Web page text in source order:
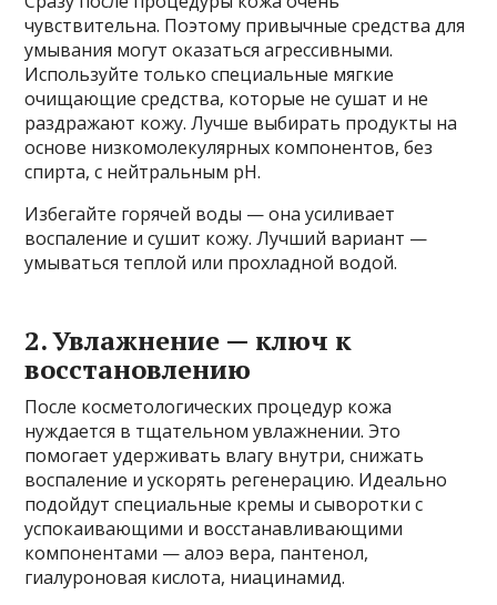
чувствительна. Поэтому привычные средства для
умывания могут оказаться агрессивными.
Используйте только специальные мягкие
очищающие средства, которые не сушат и не
раздражают кожу. Лучше выбирать продукты на
основе низкомолекулярных компонентов, без
спирта, с нейтральным pH.
Избегайте горячей воды — она усиливает
воспаление и сушит кожу. Лучший вариант —
умываться теплой или прохладной водой.
2. Увлажнение — ключ к
восстановлению
После косметологических процедур кожа
нуждается в тщательном увлажнении. Это
помогает удерживать влагу внутри, снижать
воспаление и ускорять регенерацию. Идеально
подойдут специальные кремы и сыворотки с
успокаивающими и восстанавливающими
компонентами — алоэ вера, пантенол,
гиалуроновая кислота, ниацинамид.